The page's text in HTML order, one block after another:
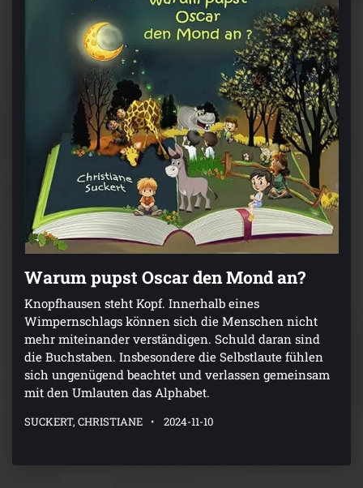
Warum pupst Oscar den Mond an?
Knopfhausen steht Kopf. Innerhalb eines
Wimpernschlags können sich die Menschen nicht
mehr miteinander verständigen. Schuld daran sind
die Buchstaben. Insbesondere die Selbstlaute fühlen
sich ungenügend beachtet und verlassen gemeinsam
mit den Umlauten das Alphabet.
SUCKERT, CHRISTIANE 2024-11-10